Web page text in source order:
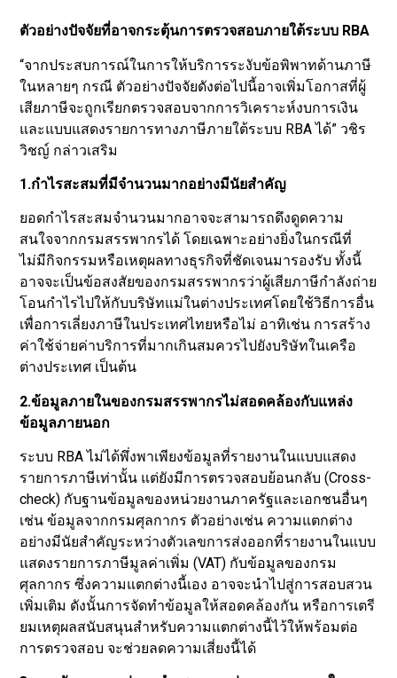
ตัวอย่างปัจจัยที่อาจกระตุ้นการตรวจสอบภายใต้ระบบ RBA
“จากประสบการณ์ในการให้บริการระงับข้อพิพาทด้านภาษี
ในหลายๆ กรณี ตัวอย่างปัจจัยดังต่อไปนี้อาจเพิ่มโอกาสที่ผู้
เสียภาษีจะถูกเรียกตรวจสอบจากการวิเคราะห์งบการเงิน
และแบบแสดงรายการทางภาษีภายใต้ระบบ RBA ได้” วชิร
วิชญ์ กล่าวเสริม
1.กำไรสะสมที่มีจำนวนมากอย่างมีนัยสำคัญ
ยอดกำไรสะสมจำนวนมากอาจจะสามารถดึงดูดความ
สนใจจากกรมสรรพากรได้ โดยเฉพาะอย่างยิ่งในกรณีที่
ไม่มีกิจกรรมหรือเหตุผลทางธุรกิจที่ชัดเจนมารองรับ ทั้งนี้
อาจจะเป็นข้อสงสัยของกรมสรรพากรว่าผู้เสียภาษีกำลังถ่าย
โอนกำไรไปให้กับบริษัทแม่ในต่างประเทศโดยใช้วิธีการอื่น
เพื่อการเลี่ยงภาษีในประเทศไทยหรือไม่ อาทิเช่น การสร้าง
ค่าใช้จ่ายค่าบริการที่มากเกินสมควรไปยังบริษัทในเครือ
ต่างประเทศ เป็นต้น
2.ข้อมูลภายในของกรมสรรพากรไม่สอดคล้องกับแหล่ง
ข้อมูลภายนอก
ระบบ RBA ไม่ได้พึ่งพาเพียงข้อมูลที่รายงานในแบบแสดง
รายการภาษีเท่านั้น แต่ยังมีการตรวจสอบย้อนกลับ (Cross-
check) กับฐานข้อมูลของหน่วยงานภาครัฐและเอกชนอื่นๆ
เช่น ข้อมูลจากกรมศุลกากร ตัวอย่างเช่น ความแตกต่าง
อย่างมีนัยสำคัญระหว่างตัวเลขการส่งออกที่รายงานในแบบ
แสดงรายการภาษีมูลค่าเพิ่ม (VAT) กับข้อมูลของกรม
ศุลกากร ซึ่งความแตกต่างนี้เอง อาจจะนำไปสู่การสอบสวน
เพิ่มเติม ดังนั้นการจัดทำข้อมูลให้สอดคล้องกัน หรือการเตรี
ยมเหตุผลสนับสนุนสำหรับความแตกต่างนี้ไว้ให้พร้อมต่อ
การตรวจสอบ จะช่วยลดความเสี่ยงนี้ได้